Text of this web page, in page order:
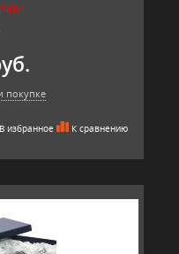
покупке
В избранное К сравнению